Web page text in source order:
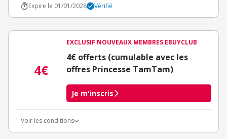
Expire le 01/01/2028
Vérifié
4€
EXCLUSIF NOUVEAUX MEMBRES EBUYCLUB
4€ offerts (cumulable avec les
offres Princesse TamTam)
Je m'inscris
Voir les conditions